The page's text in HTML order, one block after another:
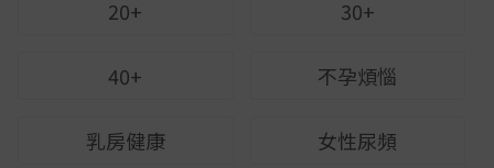
20+ 30+
40+ 不孕煩惱
乳房健康 女性尿頻